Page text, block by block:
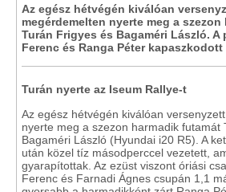
Az egész hétvégén kiválóan
megérdemelten nyerte meg a
Turán Frigyes és Bagaméri László. A
Ferenc és Ranga Péter kapaszkodott
Turán nyerte az Iseum Rallye-t
Az egész hétvégén kiválóan
nyerte meg a szezon harmadik futamát
Bagaméri László (Hyundai i20 R5). A
után közel tíz másodperccel vezetett,
gyarapítottak. Az ezüst viszont óriási
Ferenc és Farnadi Ágnes csupán 1,1